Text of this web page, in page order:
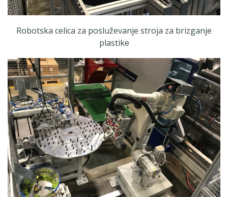
Robotska celica za posluževanje stroja za brizganje
plastike